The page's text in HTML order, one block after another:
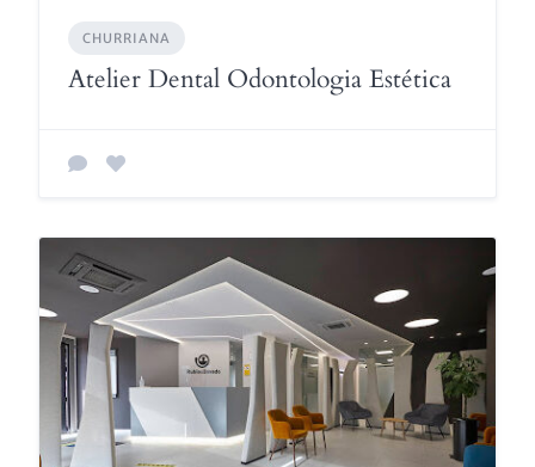
CHURRIANA
Atelier Dental Odontologia Estética